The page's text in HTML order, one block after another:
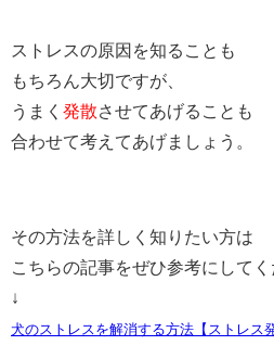
ストレスの原因を知ることも
もちろん大切ですが、
うまく 発散させてあげることも
合わせて考えてあげましょう。
その方法を詳しく知りたい方は
こちらの記事をぜひ参考にしてく
↓
犬のストレスを解消する方法【ストレス